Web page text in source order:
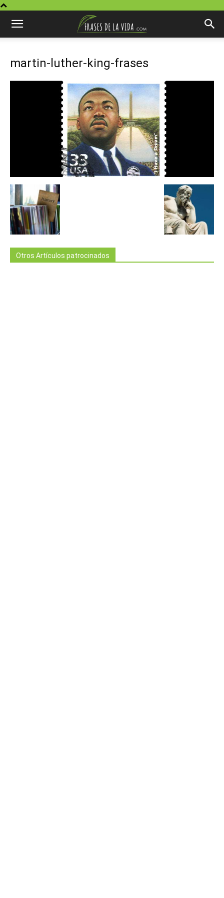
martin-luther-king-frases
Otros Artículos patrocinados